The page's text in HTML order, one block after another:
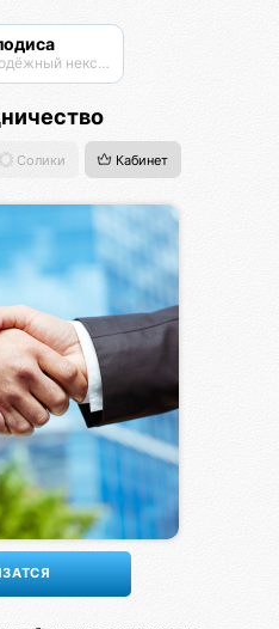
Молодёжный нексус
Солики Кабинет